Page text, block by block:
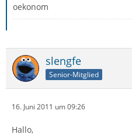
oekonom
slengfe
Senior-Mitglied
16. Juni 2011 um 09:26
Hallo,